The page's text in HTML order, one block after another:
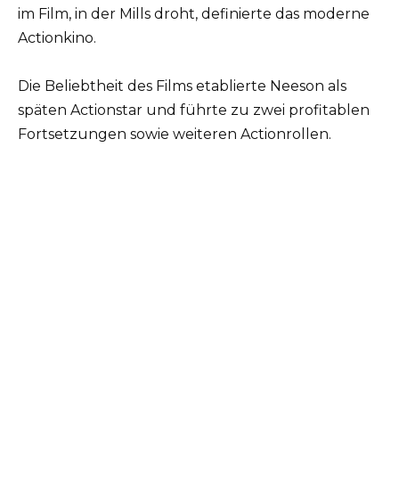
im Film, in der Mills droht, definierte das moderne
Actionkino.
Die Beliebtheit des Films etablierte Neeson als
späten Actionstar und führte zu zwei profitablen
Fortsetzungen sowie weiteren Actionrollen.